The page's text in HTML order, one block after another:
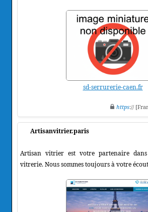
sd-serrurerie-caen.fr
https://
Artisanvitrier.paris
Artisan vitrier est votre partenaire
vitrerie. Nous sommes toujours à votre